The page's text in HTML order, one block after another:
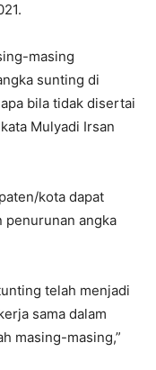
masing
sunting di
bila tidak disertai
Mulyadi Irsan
kota dapat
penurunan angka
telah menjadi
sama dalam
masing-masing,”